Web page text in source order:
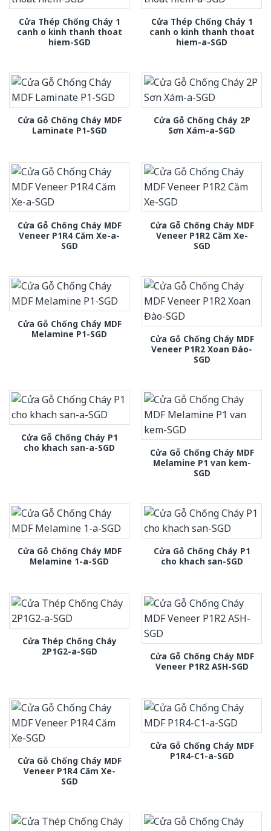
Cửa Thép Chống Cháy 1
canh o kinh thanh thoat
hiem-SGD
Cửa Thép Chống Cháy 1
canh o kinh thanh thoat
hiem-a-SGD
Cửa Gỗ Chống Cháy MDF
Laminate P1-SGD
Cửa Gỗ Chống Cháy 2P
Sơn Xám-a-SGD
Cửa Gỗ Chống Cháy MDF
Veneer P1R4 Căm Xe-a-
SGD
Cửa Gỗ Chống Cháy MDF
Veneer P1R2 Căm Xe-
SGD
Cửa Gỗ Chống Cháy MDF
Melamine P1-SGD
Cửa Gỗ Chống Cháy MDF
Veneer P1R2 Xoan Đào-
SGD
Cửa Gỗ Chống Cháy P1
cho khach san-a-SGD
Cửa Gỗ Chống Cháy MDF
Melamine P1 van kem-
SGD
Cửa Gỗ Chống Cháy MDF
Melamine 1-a-SGD
Cửa Gỗ Chống Cháy P1
cho khach san-SGD
Cửa Thép Chống Cháy
2P1G2-a-SGD
Cửa Gỗ Chống Cháy MDF
Veneer P1R2 ASH-SGD
Cửa Gỗ Chống Cháy MDF
Veneer P1R4 Căm Xe-
SGD
Cửa Gỗ Chống Cháy MDF
P1R4-C1-a-SGD